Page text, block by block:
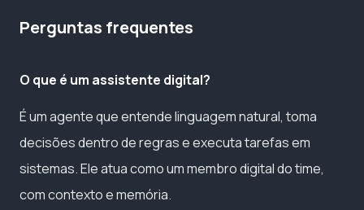
Perguntas frequentes
O que é um assistente digital?
É um agente que entende linguagem natural, toma
decisões dentro de regras e executa tarefas em
sistemas. Ele atua como um membro digital do time,
com contexto e memória.